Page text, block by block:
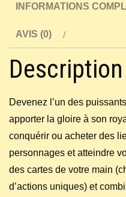
INFORMATIONS
AVIS (0)
Description
Devenez l’un des
apporter la gloire à son
conquérir ou acheter des
personnages et atteindre
des cartes de votre main
d’actions uniques) et